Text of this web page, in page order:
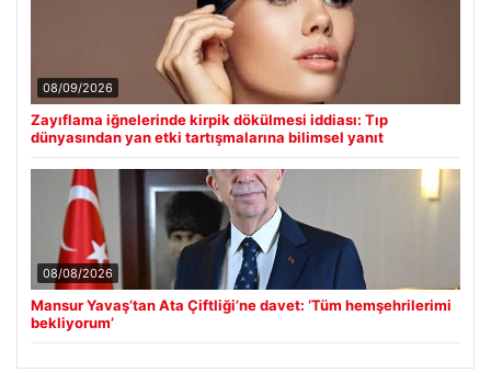
08/09/2026
Zayıflama iğnelerinde kirpik dökülmesi iddiası: Tıp
dünyasından yan etki tartışmalarına bilimsel yanıt
08/08/2026
Mansur Yavaş’tan Ata Çiftliği’ne davet: ‘Tüm hemşehrilerimi
bekliyorum’